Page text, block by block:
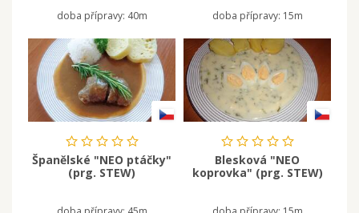
doba přípravy: 40m doba přípravy: 15m
Španělské "NEO ptáčky"
(prg. STEW)
Blesková "NEO
koprovka" (prg. STEW)